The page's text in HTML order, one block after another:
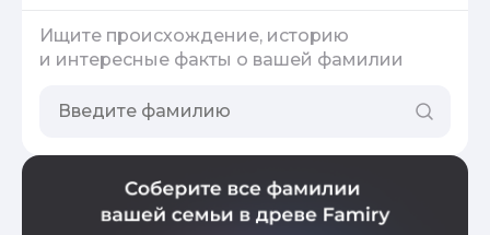
Ищите происхождение, историю
и интересные факты о вашей фамилии